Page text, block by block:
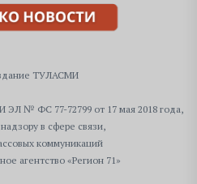
ТУЛАСМИ
ЭЛ № ФС 77-72799 от 17 мая 2018 года,
в сфере связи,
коммуникаций
агентство «Регион 71»